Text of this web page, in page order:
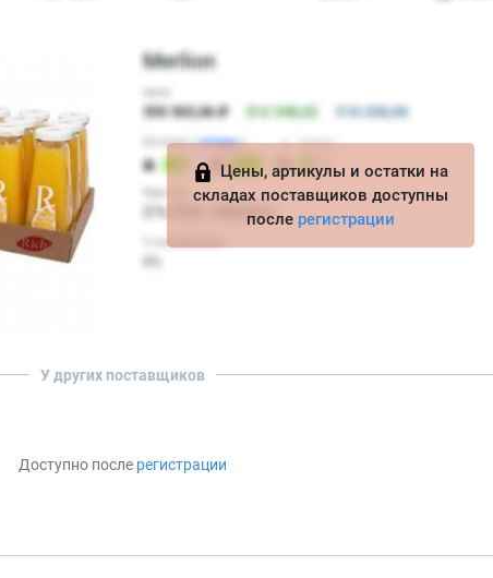
Цены, артикулы и остатки на
складах поставщиков доступны
после регистрации
У других поставщиков
Доступно после регистрации